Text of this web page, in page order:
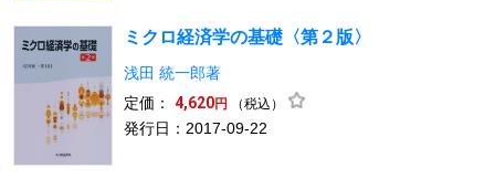
ミクロ経済学の基礎〈第２版〉
浅田 統一郎著
定価：
4,620円 （税込）
発行日：2017-09-22